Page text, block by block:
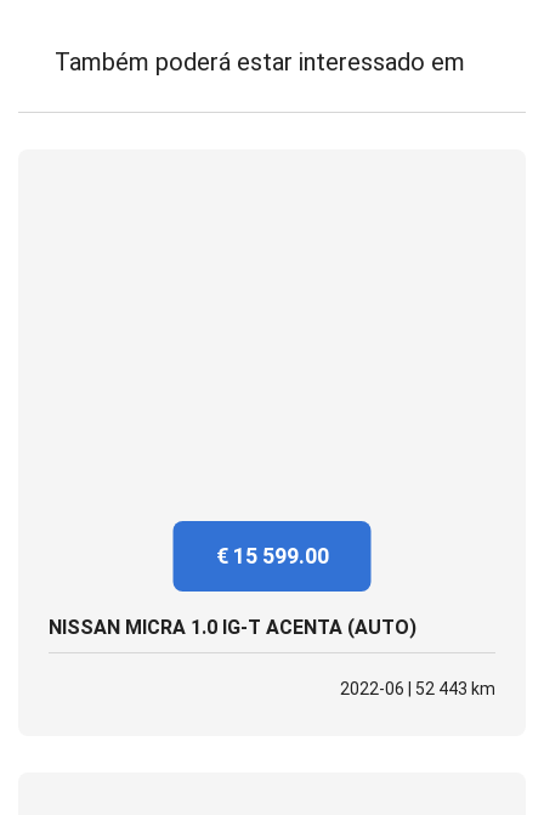
Também poderá estar interessado em
€ 15 599.00
NISSAN MICRA 1.0 IG-T ACENTA (AUTO)
2022-06 | 52 443 km